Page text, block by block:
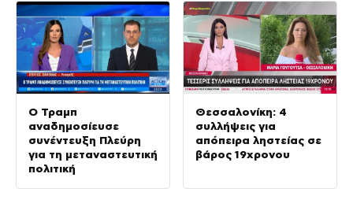
Δημοκρατία»
Ο Τραμπ
αναδημοσίευσε
συνέντευξη Πλεύρη
για τη μεταναστευτική
πολιτική
Θεσσαλονίκη: 4
συλλήψεις για
απόπειρα ληστείας σε
βάρος 19χρονου